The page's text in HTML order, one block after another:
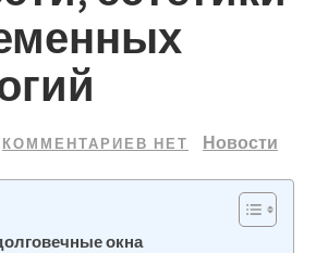
КОММЕНТАРИЕВ НЕТ Новости
окна